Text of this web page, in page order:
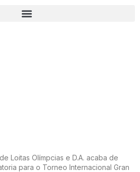
Loitas Olímpcias e D.A. acaba de
para o Torneo Internacional Gran